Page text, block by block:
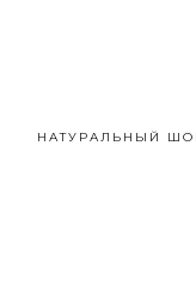
НАТУРАЛЬНЫЙ